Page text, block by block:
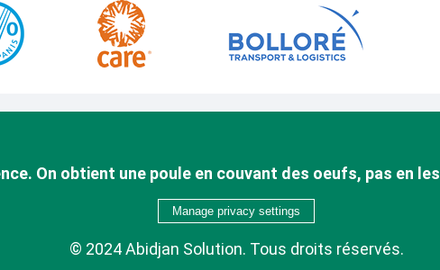
On obtient une poule en couvant des oeufs, pas en
Manage privacy settings
© 2024 Abidjan Solution. Tous droits réservés.